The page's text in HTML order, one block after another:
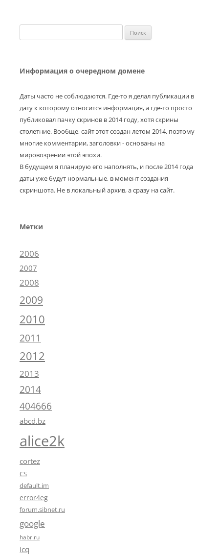
Информация о очередном домене
Даты часто не соблюдаются. Где-то я делал публикации в
дату к которому относится информация, а где-то просто
публиковал пачку скринов в 2014 году, хотя скрины
столетние. Вообще, сайт этот создан летом 2014, поэтому
многие комментарии, заголовки - основаны на
мировозрении этой эпохи.
В будущем я планирую его наполнять, и после 2014 года
даты уже будут нормальные, в момент создания
скриншота. Не в локальный архив, а сразу на сайт.
Метки
2006
2007
2008
2009
2010
2011
2012
2013
2014
404666
abcd.bz
alice2k
cortez
CS
default.im
error4eg
forum.sibnet.ru
google
habr.ru
icq